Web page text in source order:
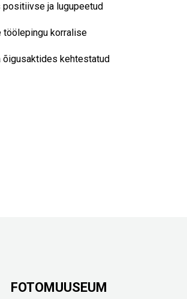
touch
positiivse ja lugupeetud
töölepingu korralise
õigusaktides kehtestatud
FOTOMUUSEUM